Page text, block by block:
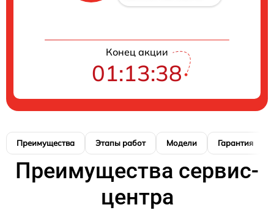
Конец акции
01:13:38
Преимущества Этапы работ Модели Гарантия
Преимущества сервис-
центра